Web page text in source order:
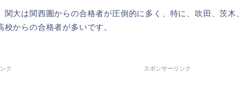
関大は関西圏からの合格者が圧倒的に多く、特に、吹田、茨木、
からの合格者が多いです。
ク スポンサーリンク